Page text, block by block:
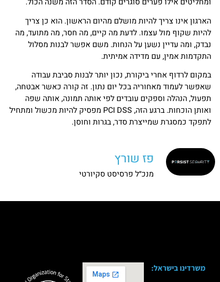
הארגון אינו צריך להיות מושלם מהיום הראשון. הוא כן צריך
להיות שקוף מול עצמו. לדעת מה קיים, מה חסר, מה מתועד, מה
נבדק, ומה עדיין נשען על הנחות. משם אפשר לבנות מסלול
התקדמות אמין, עם מדידה אמיתית.
במקום לרדוף אחרי ביקורת, נכון יותר לבנות סביבת עבודה
שאפשר לעמוד מאחוריה בכל יום נתון. זה קורה כאשר אבטחה,
תפעול, הנהלה וספקים עובדים לפי אותה תמונה, אותה שפה
ואותן הוכחות. ברגע הזה, PCI DSS מפסיק להיות מכשול ומתחיל
לתפקד כמסגרת שמייצרת סדר, בגרות וחוסן.
פז שורץ
מנכ״ל פרסיסט סקיורטי
משרדינו בישראל: